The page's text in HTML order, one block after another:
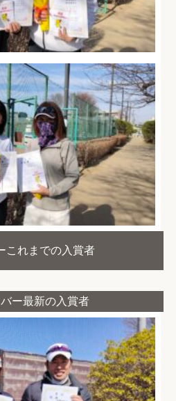
これまでの入賞者
ー最新の入賞者